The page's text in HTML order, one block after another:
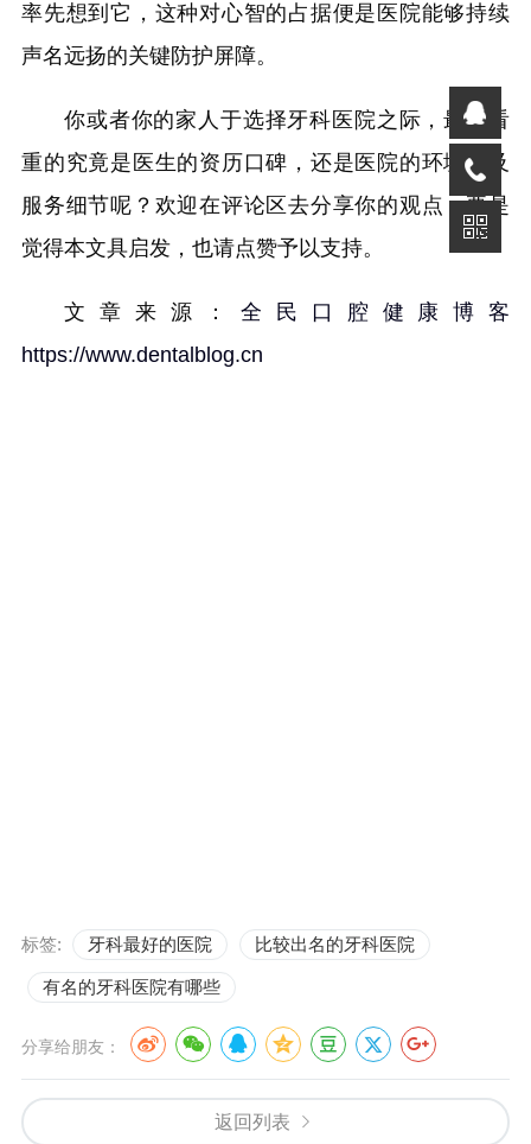
率先想到它，这种对心智的占据便是医院能够持续
声名远扬的关键防护屏障。
你或者你的家人于选择牙科医院之际，最为看
重的究竟是医生的资历口碑，还是医院的环境以及
服务细节呢？欢迎在评论区去分享你的观点，要是
觉得本文具启发，也请点赞予以支持。
文章来源：全民口腔健康博客
https://www.dentalblog.cn
标签: 牙科最好的医院 比较出名的牙科医院
有名的牙科医院有哪些
分享给朋友：
返回列表